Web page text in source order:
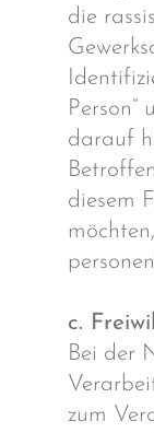
die
darauf
diesem
c.
Bei der
zum